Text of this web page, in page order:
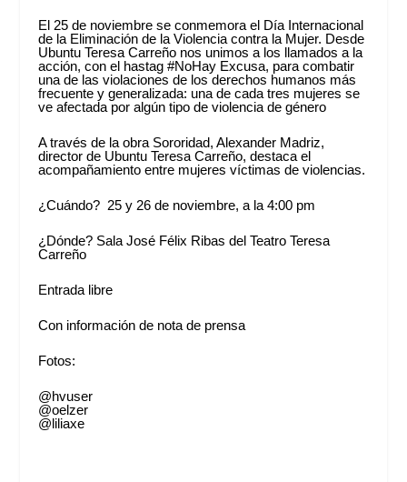
El 25 de noviembre se conmemora el Día Internacional
de la Eliminación de la Violencia contra la Mujer. Desde
Ubuntu Teresa Carreño nos unimos a los llamados a la
acción, con el hastag #NoHay Excusa, para combatir
una de las violaciones de los derechos humanos más
frecuente y generalizada: una de cada tres mujeres se
ve afectada por algún tipo de violencia de género
A través de la obra Sororidad, Alexander Madriz,
director de Ubuntu Teresa Carreño, destaca el
acompañamiento entre mujeres víctimas de violencias.
¿Cuándo? 25 y 26 de noviembre, a la 4:00 pm
¿Dónde? Sala José Félix Ribas del Teatro Teresa
Carreño
Entrada libre
Con información de nota de prensa
Fotos:
@hvuser
@oelzer
@liliaxe